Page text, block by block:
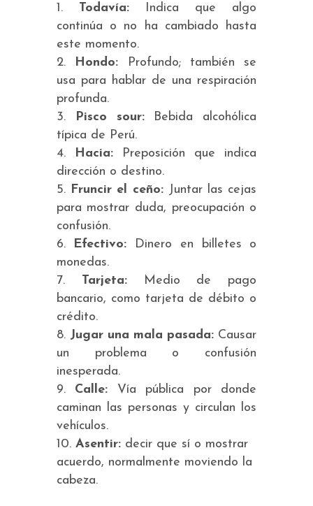
Todavía:
Indica que algo
continúa o no ha cambiado hasta
este momento.
Hondo:
Profundo; también se
usa para hablar de una respiración
profunda.
Pisco sour:
Bebida alcohólica
típica de Perú.
Hacia:
Preposición que indica
dirección o destino.
Fruncir el ceño: Juntar las cejas
para mostrar duda, preocupación o
confusión.
Efectivo:
Dinero en billetes o
monedas.
Tarjeta:
Medio de pago
bancario, como tarjeta de débito o
crédito.
Jugar una mala pasada: Causar
un problema o confusión
inesperada.
Calle: Vía pública por donde
caminan las personas y circulan los
vehículos.
Asentir: decir que sí o mostrar
acuerdo, normalmente moviendo la
cabeza.